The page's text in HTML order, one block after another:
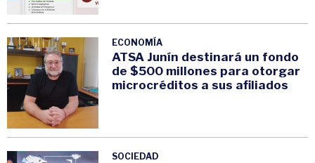
ECONOMÍA
ATSA Junín destinará un fondo
de $500 millones para otorgar
microcréditos a sus afiliados
SOCIEDAD